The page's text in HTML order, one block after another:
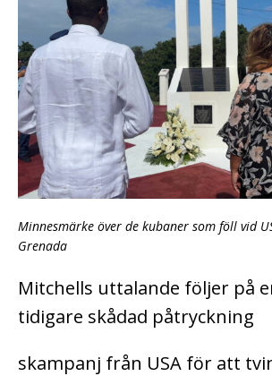
Minnesmärke över de kubaner som föll vid
Grenada
Mitchells uttalande följer på
tidigare skådad påtryckning
skampanj från USA för att